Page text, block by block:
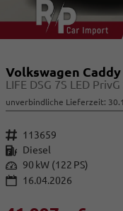
Volkswagen
LIFE DSG 7S LED
unverbindliche Lieferzeit:
Fahrzeugnr. 113659
Kraftstoff Diesel
Leistung 90 kW (122 PS)
16.04.2026